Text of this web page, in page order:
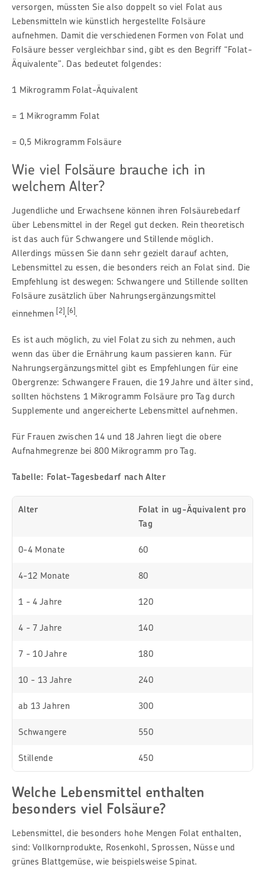
versorgen, müssten Sie also doppelt so viel Folat aus
Lebensmitteln wie künstlich hergestellte Folsäure
aufnehmen. Damit die verschiedenen Formen von Folat und
Folsäure besser vergleichbar sind, gibt es den Begriff “Folat-
Äquivalente”. Das bedeutet folgendes:
1 Mikrogramm Folat-Äquivalent
= 1 Mikrogramm Folat
= 0,5 Mikrogramm Folsäure
Wie viel Folsäure brauche ich in
welchem Alter?
Jugendliche und Erwachsene können ihren Folsäurebedarf
über Lebensmittel in der Regel gut decken. Rein theoretisch
ist das auch für Schwangere und Stillende möglich.
Allerdings müssen Sie dann sehr gezielt darauf achten,
Lebensmittel zu essen, die besonders reich an Folat sind. Die
Empfehlung ist deswegen: Schwangere und Stillende sollten
Folsäure zusätzlich über Nahrungsergänzungsmittel
einnehmen[2],[6].
Es ist auch möglich, zu viel Folat zu sich zu nehmen, auch
wenn das über die Ernährung kaum passieren kann. Für
Nahrungsergänzungsmittel gibt es Empfehlungen für eine
Obergrenze: Schwangere Frauen, die 19 Jahre und älter sind,
sollten höchstens 1 Mikrogramm Folsäure pro Tag durch
Supplemente und angereicherte Lebensmittel aufnehmen.
Für Frauen zwischen 14 und 18 Jahren liegt die obere
Aufnahmegrenze bei 800 Mikrogramm pro Tag.
Tabelle: Folat-Tagesbedarf nach Alter
Alter
Folat in ug-Äquivalent pro
Tag
0-4 Monate 60
4-12 Monate 80
1 - 4 Jahre 120
4 - 7 Jahre 140
7 - 10 Jahre 180
10 - 13 Jahre 240
ab 13 Jahren 300
Schwangere 550
Stillende 450
Welche Lebensmittel enthalten
besonders viel Folsäure?
Lebensmittel, die besonders hohe Mengen Folat enthalten,
sind: Vollkornprodukte, Rosenkohl, Sprossen, Nüsse und
grünes Blattgemüse, wie beispielsweise Spinat.